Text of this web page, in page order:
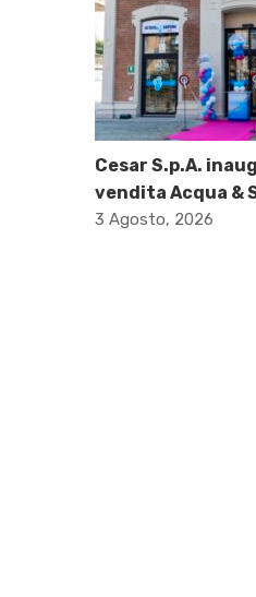
Cesar S.p.A.
vendita Acqua &
3 Agosto, 2026